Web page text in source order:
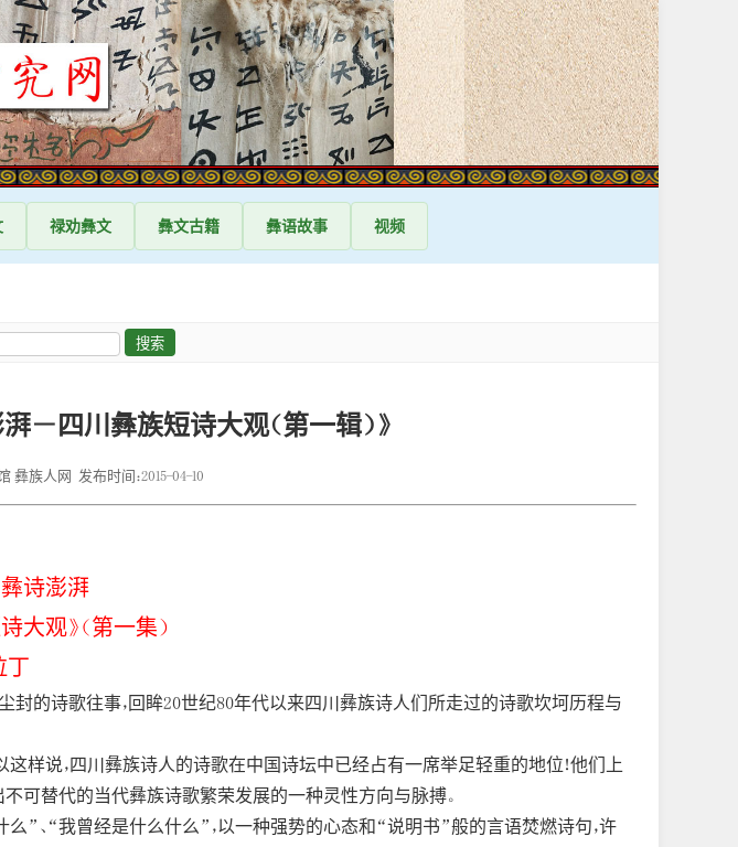
禄劝彝文 彝文古籍 彝语故事 视频
－四川彝族短诗大观（第一辑）》
彝族人网 发布时间：2015-04-10
彝诗澎湃
观》（第一集）
尘封的诗歌往事，回眸20世纪80年代以来四川彝族诗人们所走过的诗歌坎坷历程与
样说，四川彝族诗人的诗歌在中国诗坛中已经占有一席举足轻重的地位！他们上
可替代的当代彝族诗歌繁荣发展的一种灵性方向与脉搏。
”、“我曾经是什么什么”，以一种强势的心态和“说明书”般的言语焚燃诗句，许